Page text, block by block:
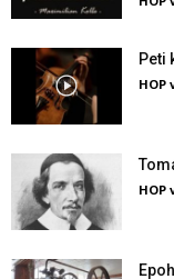
Peti
HOP
HOP